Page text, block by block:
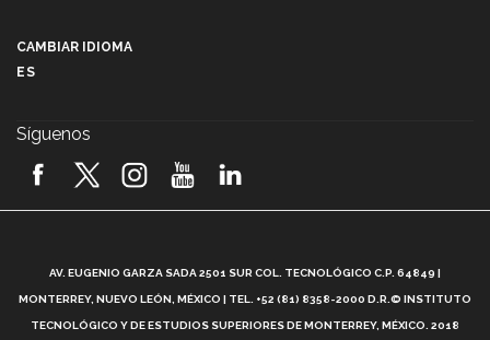
2026! (video)
¿Cómo es el Modelo Educativo Tec? (video)
CAMBIAR IDIOMA
ES
Síguenos
AV. EUGENIO GARZA SADA 2501 SUR COL. TECNOLÓGICO C.P. 64849 |
MONTERREY, NUEVO LEÓN, MÉXICO | TEL. +52 (81) 8358-2000 D.R.© INSTITUTO
TECNOLÓGICO Y DE ESTUDIOS SUPERIORES DE MONTERREY, MÉXICO. 2018